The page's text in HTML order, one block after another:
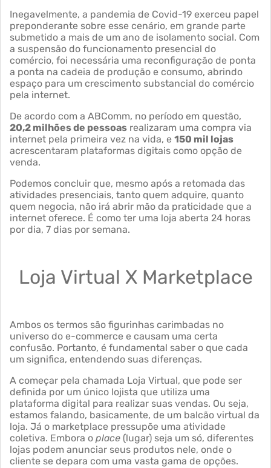
Inegavelmente, a pandemia de Covid-19 exerceu papel
preponderante sobre esse cenário, em grande parte
submetido a mais de um ano de isolamento social. Com
a suspensão do funcionamento presencial do
comércio, foi necessária uma reconfiguração de ponta
a ponta na cadeia de produção e consumo, abrindo
espaço para um crescimento substancial do comércio
pela internet.
De acordo com a ABComm, no período em questão,
20,2 milhões de pessoas realizaram uma compra via
internet pela primeira vez na vida, e 150 mil lojas
acrescentaram plataformas digitais como opção de
venda.
Podemos concluir que, mesmo após a retomada das
atividades presenciais, tanto quem adquire, quanto
quem negocia, não irá abrir mão da praticidade que a
internet oferece. É como ter uma loja aberta 24 horas
por dia, 7 dias por semana.
Loja Virtual X Marketplace
Ambos os termos são figurinhas carimbadas no
universo do e-commerce e causam uma certa
confusão. Portanto, é fundamental saber o que cada
um significa, entendendo suas diferenças.
A começar pela chamada Loja Virtual, que pode ser
definida por um único lojista que utiliza uma
plataforma digital para realizar suas vendas. Ou seja,
estamos falando, basicamente, de um balcão virtual da
loja. Já o marketplace pressupõe uma atividade
coletiva. Embora o place (lugar) seja um só, diferentes
lojas podem anunciar seus produtos nele, onde o
cliente se depara com uma vasta gama de opções.